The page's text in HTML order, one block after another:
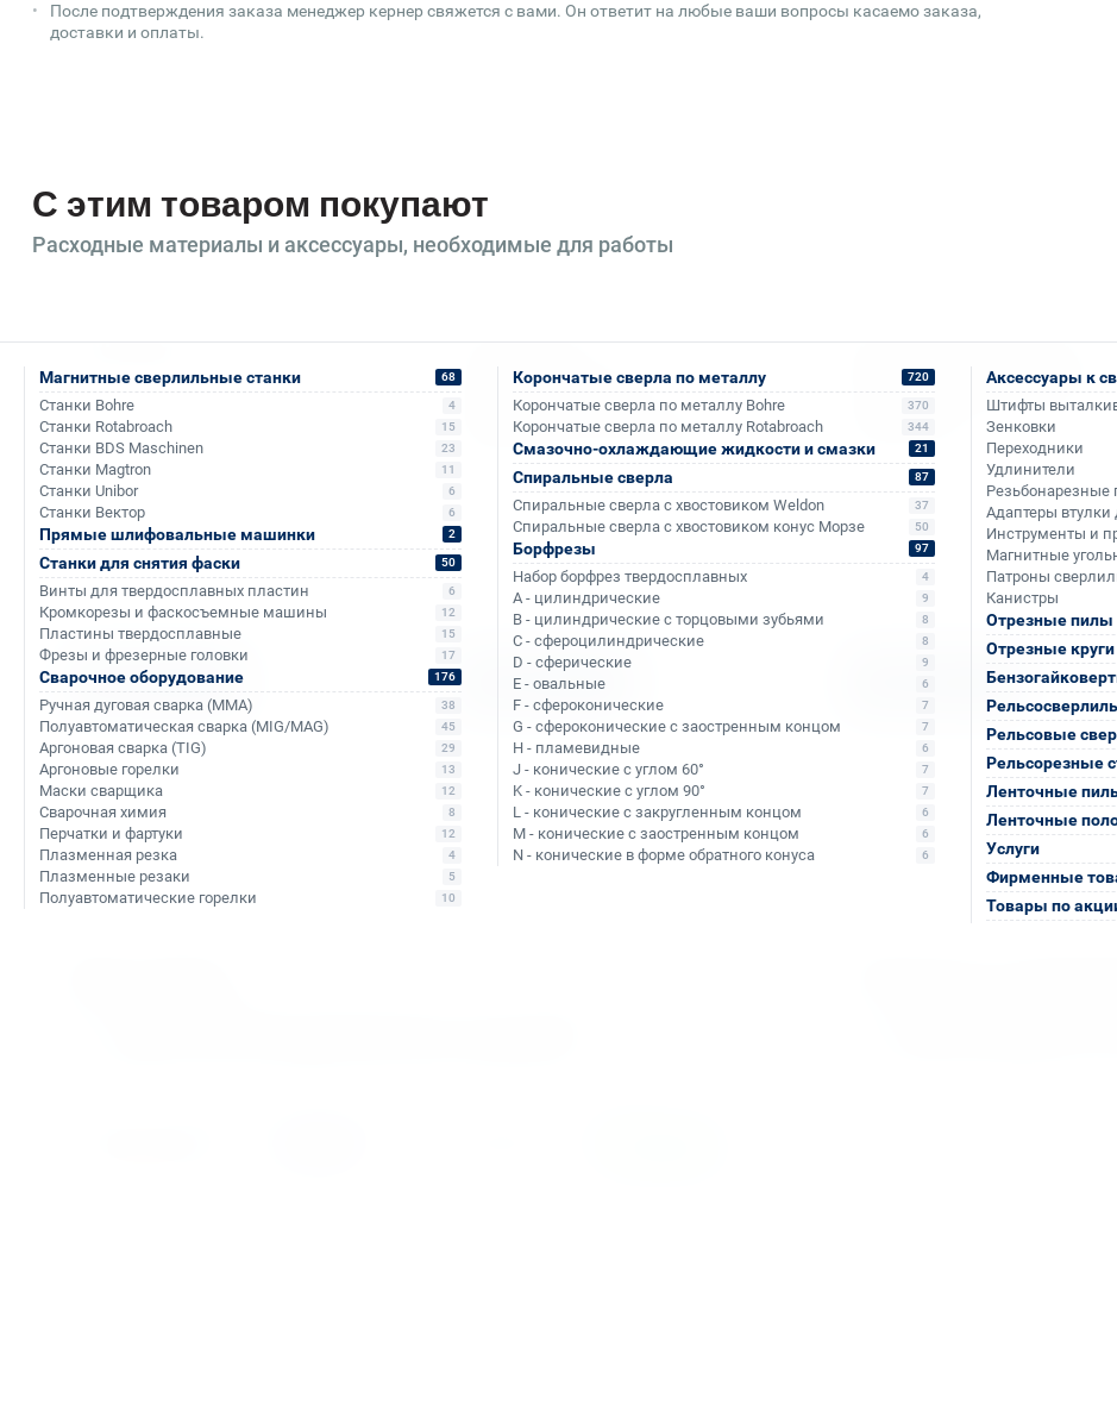
После подтверждения заказа менеджер кернер свяжется с вами. Он ответит на любые ваши вопросы касаемо заказа,
доставки и оплаты.
С этим товаром покупают
Расходные материалы и аксессуары, необходимые для работы
Зенковки
Выбрать
Смазочно-
охлаждающие
жидкости и смазки
Выбрать
Бензогайковерты,
комплектующие и
запчасти
Выбрать
Магнитные сверлильные станки 68
Станки Bohre 4
Станки Rotabroach 15
Станки BDS Maschinen 23
Станки Magtron 11
Станки Unibor 6
Станки Вектор 6
Прямые шлифовальные машинки 2
Станки для снятия фаски 50
Винты для твердосплавных пластин 6
Кромкорезы и фаскосъемные машины 12
Пластины твердосплавные 15
Фрезы и фрезерные головки 17
Сварочное оборудование 176
Ручная дуговая сварка (MMA) 38
Полуавтоматическая сварка (MIG/MAG) 45
Аргоновая сварка (TIG) 29
Аргоновые горелки 13
Маски сварщика 12
Сварочная химия 8
Перчатки и фартуки 12
Плазменная резка 4
Плазменные резаки 5
Полуавтоматические горелки 10
Корончатые сверла по металлу 720
Корончатые сверла по металлу Bohre 370
Корончатые сверла по металлу Rotabroach 344
Смазочно-охлаждающие жидкости и смазки 21
Спиральные сверла 87
Спиральные сверла с хвостовиком Weldon 37
Спиральные сверла с хвостовиком конус Морзе 50
Борфрезы 97
Набор борфрез твердосплавных 4
A - цилиндрические 9
B - цилиндрические с торцовыми зубьями 8
C - сфероцилиндрические 8
D - сферические 9
E - овальные 6
F - сфероконические 7
G - сфероконические с заостренным концом 7
H - пламевидные 6
J - конические с углом 60° 7
K - конические с углом 90° 7
L - конические с закругленным концом 6
M - конические с заостренным концом 6
N - конические в форме обратного конуса 6
Аксессуары к
Штифты
Зенковки
Переходники
Удлинители
Резьбонарезные
Адаптеры втулки
Инструменты и
Магнитные
Патроны
Канистры
Отрезные пилы
Отрезные круги
Рельсовые
Рельсорезные
Ленточные
Ленточные
Услуги
Фирменные
Товары по